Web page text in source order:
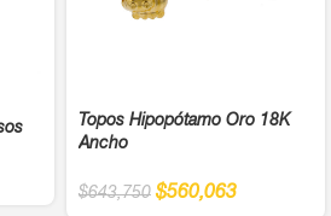
Topos Hipopótamo Oro 18K
Ancho
$643,750 $560,063